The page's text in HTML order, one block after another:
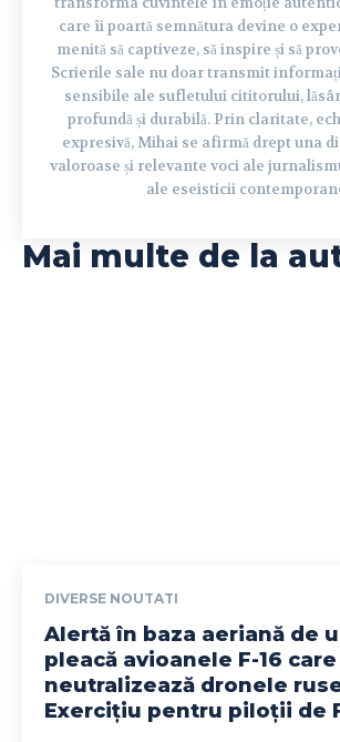
care îi poartă semnătura devine o
menită să captiveze, să inspire și să
Scrierile sale nu doar transmit
sensibile ale sufletului cititorului,
profundă și durabilă. Prin claritate,
expresivă, Mihai se afirmă drept una
valoroase și relevante voci ale
ale eseisticii
Mai multe de la
DIVERSE NOUTATI
Alertă în baza aeriană de
pleacă avioanele F-16 care
neutralizează dronele
Exercițiu pentru piloții de